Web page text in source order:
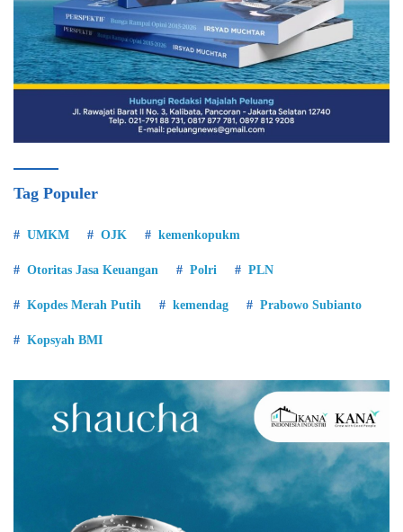
Tag Populer
UMKM OJK kemenkopukm
Otoritas Jasa Keuangan Polri PLN
Kopdes Merah Putih kemendag Prabowo Subianto
Kopsyah BMI